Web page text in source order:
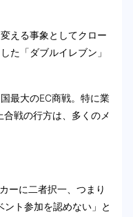
える事象としてクロー
た「ダブルイレブン」
最大のEC商戦。特に業
戦の行方は、多くのメ
ーに二者択一、つまり
ト参加を認めない」と